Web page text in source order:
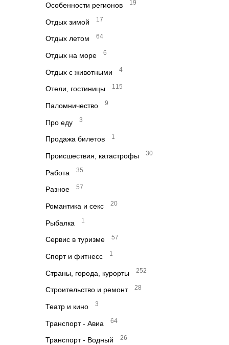
Особенности регионов 19
Отдых зимой 17
Отдых летом 64
Отдых на море 6
Отдых с животными 4
Отели, гостиницы 115
Паломничество 9
Про еду 3
Продажа билетов 1
Происшествия, катастрофы 30
Работа 35
Разное 57
Романтика и секс 20
Рыбалка 1
Сервис в туризме 57
Спорт и фитнесс 1
Страны, города, курорты 252
Строительство и ремонт 28
Театр и кино 3
Транспорт - Авиа 64
Транспорт - Водный 26